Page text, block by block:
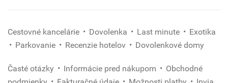
Cestovné kancelárie Dovolenka Last minute
Exotika
Parkovanie
Recenzie hotelov Dovolenkové domy
Časté otázky Informácie pred nákupom
Obchodné